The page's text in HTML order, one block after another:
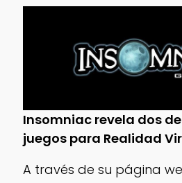
Insomniac revela dos
juegos para Realidad
A través de su página